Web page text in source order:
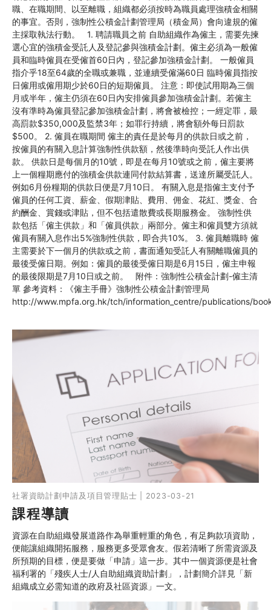
職、在職期間、以至離職，組織都必須按時為職員處理強積金相關
的事宜。否則，強制性公積金計劃管理局（積金局）會向違規的僱
主採取執法行動。 1. 聘請職員之前 自助組織作為僱主，需要先揀
選心宜的強積金受託人及登記參與強積金計劃。僱主必須為一般僱
員和臨時僱員在受僱首60日內，登記參加強積金計劃。 一般僱員
指介乎18至64歲的全職或兼職，並連續受僱滿60日 臨時僱員指按
日僱用或僱用期少於60日的短期僱員。 注意：即使試用期為三個
月或半年，僱主仍須在60日內安排僱員參加強積金計劃。若僱主
沒有準時為僱員登記參加強積金計劃，將會被檢控；一經定罪，最
高罰款$350,000及監禁3年；如罪行持續，將會額外每日罰款
$500。 2. 僱員在職期間 僱主的責任是於每月的供款日或之前，
按僱員的有關入息計算強制性供款額，然後準時向受託人作出供
款。 供款日是每個月的10號，即是在每月10號或之前，僱主要將
上一個糧期應付的強積金供款連同付款結算書，送達所屬受託人。
例如6月份糧期的供款日便是7月10日。 有關入息是指僱主支付予
僱員的任何工資、薪金、假期津貼、費用、佣金、花紅、獎金、合
約酬金、賞錢或津貼，但不包括遣散費或長期服務金。 強制性供
款包括「僱主供款」和「僱員供款」兩部分。僱主和僱員雙方須就
僱員有關入息作出5%強制性供款，即合共10%。 3. 僱員離職時 僱
主需要於下一個月的供款或之前，書面通知受託人有關離職僱員的
最後受僱日期。例如：僱員的最後受僱日期是6月15日，僱主申報
的最後限期是7月10日或之前。 附件：強制性公積金計劃-僱主清
單 參考資料：《僱主手冊》強制性公積金計劃管理局
http://www.mpfa.org.hk/tch/information_centre/publications/
社署資助計劃申請及項目管理貼士 | 2023-03-21
課程導讀
資源在自助組織發展道路作為舉重輕重的角色，有足夠款項資助，
便能讓組織開拓服務，服務更多受眾會友。假若清晰了所需資源及
所預期的目標，便是要做「申請」這一步。其中一個資源便是社會
福利署的「殘疾人士/人自助組織資助計劃」，計劃簡介詳見「新
組織成立必需知道的政府及社區資源」一文。